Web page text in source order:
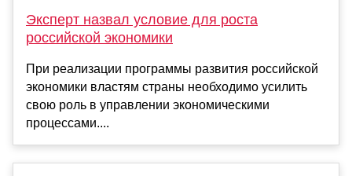
Эксперт назвал условие для роста
российской экономики
При реализации программы развития российской
экономики властям страны необходимо усилить
свою роль в управлении экономическими
процессами....